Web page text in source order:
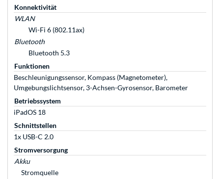
Konnektivität
WLAN
Wi-Fi 6 (802.11ax)
Bluetooth
Bluetooth 5.3
Funktionen
Beschleunigungssensor, Kompass (Magnetometer),
Umgebungslichtsensor, 3-Achsen-Gyrosensor, Barometer
Betriebssystem
iPadOS 18
Schnittstellen
1x USB-C 2.0
Stromversorgung
Akku
Stromquelle